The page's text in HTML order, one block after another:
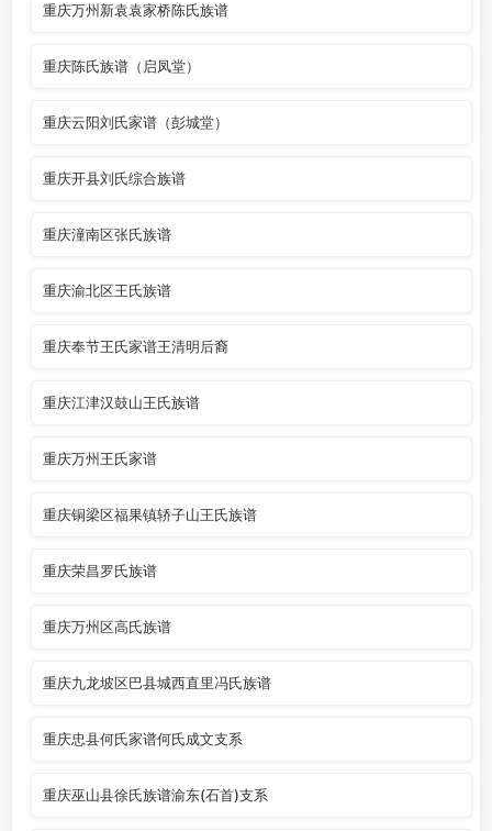
重庆万州新袁袁家桥陈氏族谱
重庆陈氏族谱（启凤堂）
重庆云阳刘氏家谱（彭城堂）
重庆开县刘氏综合族谱
重庆潼南区张氏族谱
重庆渝北区王氏族谱
重庆奉节王氏家谱王清明后裔
重庆江津汉鼓山王氏族谱
重庆万州王氏家谱
重庆铜梁区福果镇轿子山王氏族谱
重庆荣昌罗氏族谱
重庆万州区高氏族谱
重庆九龙坡区巴县城西直里冯氏族谱
重庆忠县何氏家谱何氏成文支系
重庆巫山县徐氏族谱渝东(石首)支系